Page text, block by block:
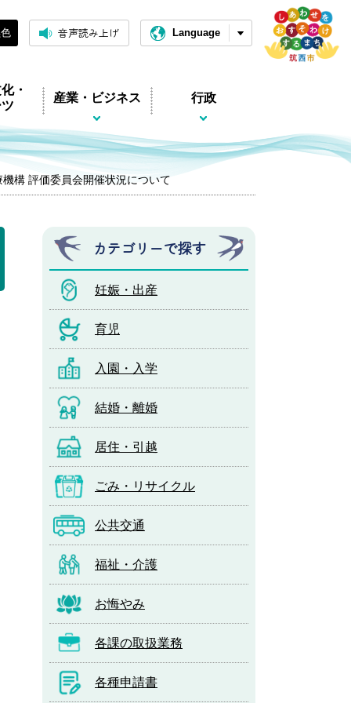
音声読み上げ Language
・
産業・ビジネス 行政
構 評価委員会開催状況について
カテゴリーで探す
妊娠・出産
育児
入園・入学
結婚・離婚
居住・引越
ごみ・リサイクル
公共交通
福祉・介護
お悔やみ
各課の取扱業務
各種申請書